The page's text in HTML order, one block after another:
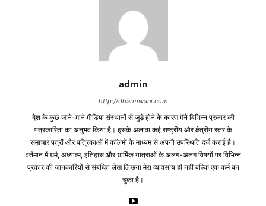
admin
http://dharmwani.com
देश के कुछ जाने-माने मीडिया संस्थानों से जुड़े होने के कारण मैंने विभिन्न प्रकार की
पत्रकारिता का अनुभव किया है। इसके अलावा कई राष्ट्रीय और क्षेत्रीय स्तर के
समाचार पत्रों और पत्रिकाओं में काॅलमों के माध्यम से अपनी उपस्थिति दर्ज कराई है।
वर्तमान में धर्म, अध्यात्म, इतिहास और धार्मिक यात्राओं के अलग-अलग विषयों पर विभिन्न
प्रकार की जानकारियों से संबंधित लेख लिखना मेरा व्यावसाय ही नहीं बल्कि एक कर्म बन
चुका है।